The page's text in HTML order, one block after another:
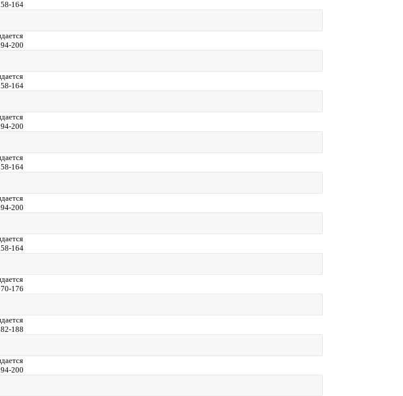
164
200
164
200
164
200
164
176
188
200